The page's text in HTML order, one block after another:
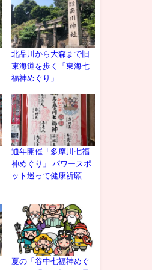
北品川から大森まで旧
東海道を歩く「東海七
福神めぐり」
通年開催「多摩川七福
神めぐり」 パワースポ
ット巡って健康祈願
夏の「谷中七福神めぐ